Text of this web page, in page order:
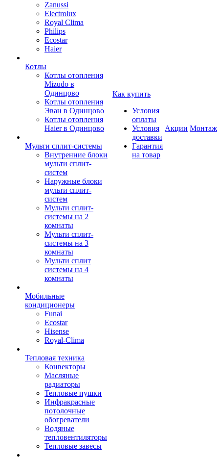
Zanussi
Electrolux
Royal Clima
Philips
Ecostar
Haier
Котлы
Котлы отопления
Mizudo в
Одинцово
Котлы отопления
Эван в Одинцово
Котлы отопления
Haier в Одинцово
Мульти сплит-системы
Внутренние блоки
мульти сплит-
систем
Наружные блоки
мульти сплит-
систем
Мульти сплит-
системы на 2
комнаты
Мульти сплит-
системы на 3
комнаты
Мульти сплит
системы на 4
комнаты
Мобильные
кондиционеры
Funai
Ecostar
Hisense
Royal-Clima
Тепловая техника
Конвекторы
Масляные
радиаторы
Тепловые пушки
Инфракрасные
потолочные
обогреватели
Водяные
тепловентиляторы
Тепловые завесы
Как купить
Условия
оплаты
Условия
доставки
Гарантия
на товар
Акции Монтаж